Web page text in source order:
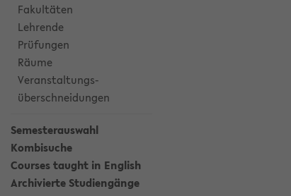
Fakultäten
Lehrende
Prüfungen
Räume
Veranstaltungs-
überschneidungen
Semesterauswahl
Kombisuche
Courses taught in English
Archivierte Studiengänge